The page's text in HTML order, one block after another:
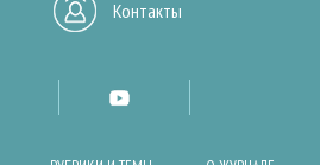
Контакты